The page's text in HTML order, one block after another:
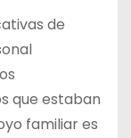
de
que estaban
familiar es